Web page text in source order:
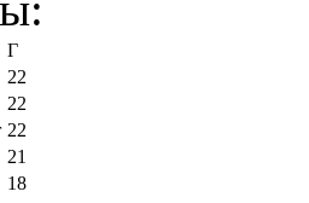
Г
22
22
22
21
18